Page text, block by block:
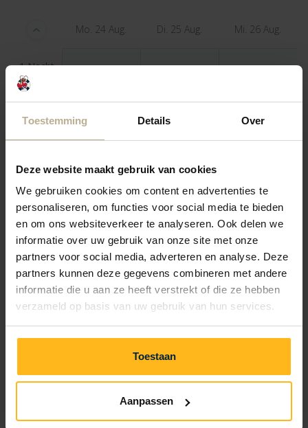
Toestemming Details Over
Deze website maakt gebruik van cookies
We gebruiken cookies om content en advertenties te
personaliseren, om functies voor social media te bieden
en om ons websiteverkeer te analyseren. Ook delen we
informatie over uw gebruik van onze site met onze
partners voor social media, adverteren en analyse. Deze
partners kunnen deze gegevens combineren met andere
informatie die u aan ze heeft verstrekt of die ze hebben
verzameld op basis van uw gebruik van hun services.
Toestaan
Aanpassen
Mo. 24 Aug. Di. 25 Aug. Mi. 26 Aug.
1 Nacht — — —
2 Nächte — — —
3 Nächte — — —
— — —
Bewertungen
Groß und sauber. Es war alles vorhanden!